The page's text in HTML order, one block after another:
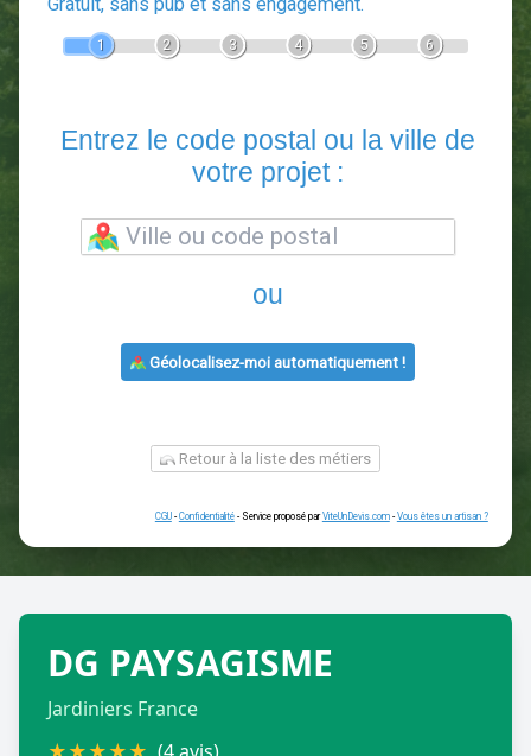
Devis Paysagiste
En 5 minutes, demandez3 devis comparatifs
2 3
Entrez le code postal ou la
ou
Retour à la liste des métiers
CGU -
DG PAYSAGISME
Jardiniers France